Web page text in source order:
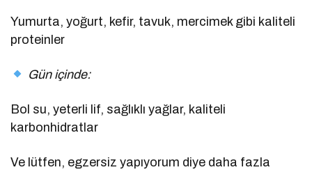
Yumurta, yoğurt, kefir, tavuk, mercimek gibi kaliteli
proteinler
Gün içinde:
Bol su, yeterli lif, sağlıklı yağlar, kaliteli
karbonhidratlar
Ve lütfen, egzersiz yapıyorum diye daha fazla